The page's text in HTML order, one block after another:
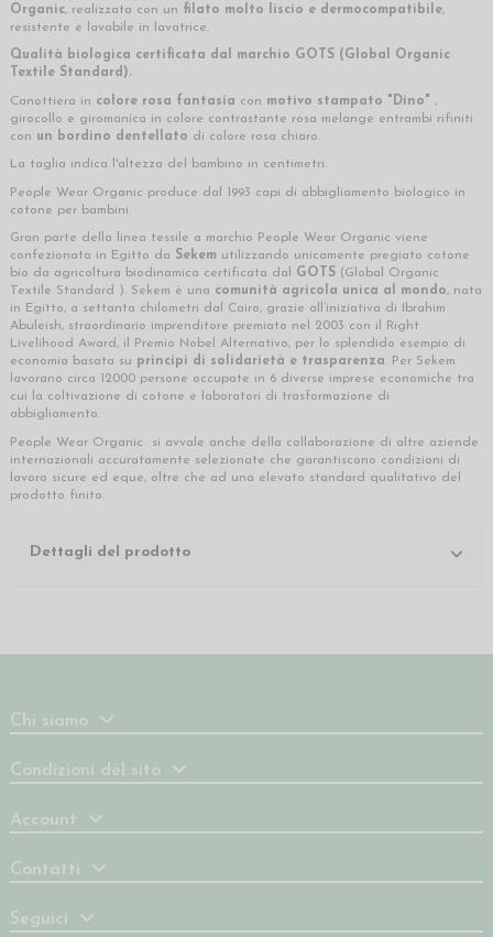
Organic, realizzata con un filato molto liscio e dermocompatibile,
resistente e lavabile in lavatrice.
Qualità biologica certificata dal marchio GOTS (Global Organic
Textile Standard).
Canottiera in colore rosa fantasia con motivo stampato "Dino" ,
girocollo e giromanica in colore contrastante rosa melange entrambi rifiniti
con un bordino dentellato di colore rosa chiaro.
La taglia indica l'altezza del bambino in centimetri.
People Wear Organic produce dal 1993 capi di abbigliamento biologico in
cotone per bambini.
Gran parte della linea tessile a marchio People Wear Organic viene
confezionata in Egitto da Sekem utilizzando unicamente pregiato cotone
bio da agricoltura biodinamica certificata dal GOTS (Global Organic
Textile Standard ). Sekem è una comunità agricola unica al mondo, nata
in Egitto, a settanta chilometri dal Cairo, grazie all’iniziativa di Ibrahim
Abuleish, straordinario imprenditore premiato nel 2003 con il Right
Livelihood Award, il Premio Nobel Alternativo, per lo splendido esempio di
economia basata su principi di solidarietà e trasparenza. Per Sekem
lavorano circa 12000 persone occupate in 6 diverse imprese economiche tra
cui la coltivazione di cotone e laboratori di trasformazione di
abbigliamento.
People Wear Organic si avvale anche della collaborazione di altre aziende
internazionali accuratamente selezionate che garantiscono condizioni di
lavoro sicure ed eque, oltre che ad una elevato standard qualitativo del
prodotto finito.
Dettagli del prodotto
Chi siamo
Condizioni del sito
Account
Contatti
Seguici